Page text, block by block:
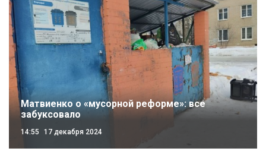
Матвиенко о «мусорной реформе»: все
забуксовало
14:55 17 декабря 2024